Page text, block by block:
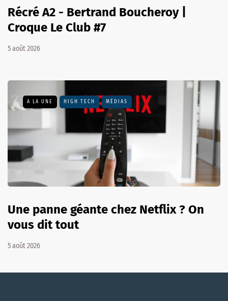
Récré A2 - Bertrand Boucheroy |
Croque Le Club #7
5 août 2026
A LA UNE HIGH TECH MÉDIAS
Une panne géante chez Netflix ? On
vous dit tout
5 août 2026